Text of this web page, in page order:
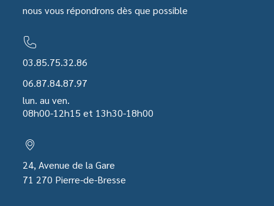
nous vous répondrons dès que possible
03.85.75.32.86
06.87.84.87.97
lun. au ven.
08h00-12h15 et 13h30-18h00
24, Avenue de la Gare
71 270 Pierre-de-Bresse